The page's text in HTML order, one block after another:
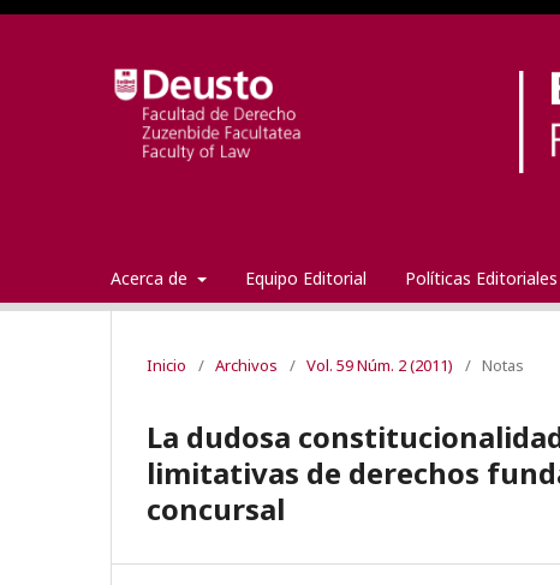
Acerca de Equipo Editorial Políticas Editoriales
Inicio / Archivos / Vol. 59 Núm. 2 (2011) / Notas
La dudosa
limitativas de derechos
concursal